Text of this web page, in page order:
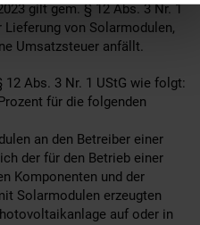
gilt gem. § 12 Abs. 3 Nr. 1
Lieferung von Solarmodulen,
Umsatzsteuer anfällt.
Abs. 3 Nr. 1 UStG wie folgt:
für die folgenden
an den Betreiber einer
der für den Betrieb einer
Komponenten und der
Solarmodulen erzeugten
auf oder in